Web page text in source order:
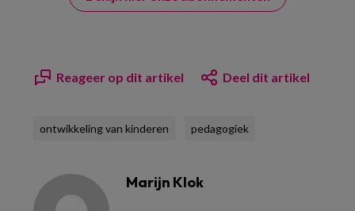
Reageer op dit artikel Deel dit artikel
ontwikkeling van kinderen pedagogiek
Marijn Klok